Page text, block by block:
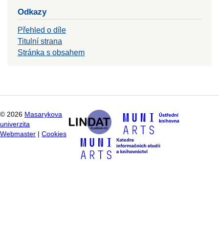
Odkazy
Přehled o díle
Titulní strana
Stránka s obsahem
© 2026 Masarykova
univerzita
Webmaster
Cookies